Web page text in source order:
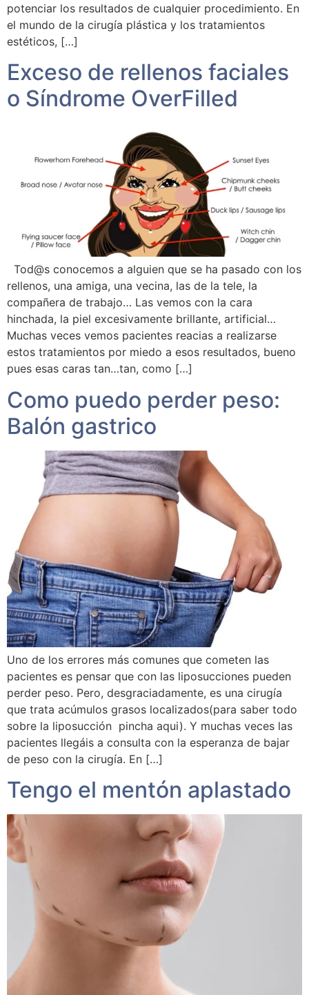
potenciar los resultados de cualquier procedimiento. En
el mundo de la cirugía plástica y los tratamientos
estéticos, […]
Exceso de rellenos faciales
o Síndrome OverFilled
Tod@s conocemos a alguien que se ha pasado con los
rellenos, una amiga, una vecina, las de la tele, la
compañera de trabajo… Las vemos con la cara
hinchada, la piel excesivamente brillante, artificial…
Muchas veces vemos pacientes reacias a realizarse
estos tratamientos por miedo a esos resultados, bueno
pues esas caras tan…tan, como […]
Como puedo perder peso:
Balón gastrico
Uno de los errores más comunes que cometen las
pacientes es pensar que con las liposucciones pueden
perder peso. Pero, desgraciadamente, es una cirugía
que trata acúmulos grasos localizados(para saber todo
sobre la liposucción pincha aqui). Y muchas veces las
pacientes llegáis a consulta con la esperanza de bajar
de peso con la cirugía. En […]
Tengo el mentón aplastado